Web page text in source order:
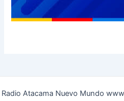
Radio Atacama Nuevo Mundo